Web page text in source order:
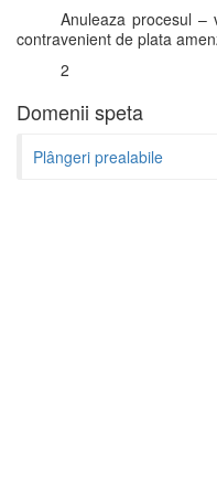
Anuleaza procesul –
contravenient de plata
2
Domenii speta
Plângeri prealabile